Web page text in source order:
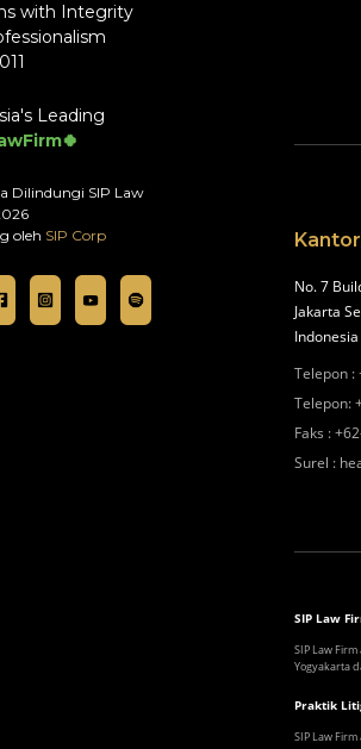
with Integrity
Leading
Dilindungi SIP Law
oleh SIP Corp
No. 7
Jakarta
Indonesia
Telepon :
Telepon:
Faks :
Surel :
SIP Law
SIP Law
Yogyakarta
Praktik
SIP Law